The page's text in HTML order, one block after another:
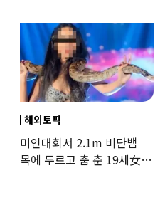
해외토픽
미인대회서 2.1m 비단뱀
목에 두르고 춤 춘 19세女